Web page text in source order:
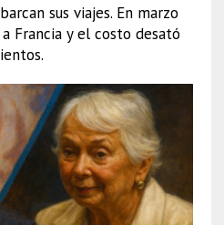
sus viajes. En marzo
a Francia y el costo desató